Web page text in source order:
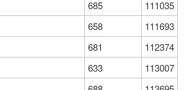
685
111035
658
111693
681
112374
633
113007